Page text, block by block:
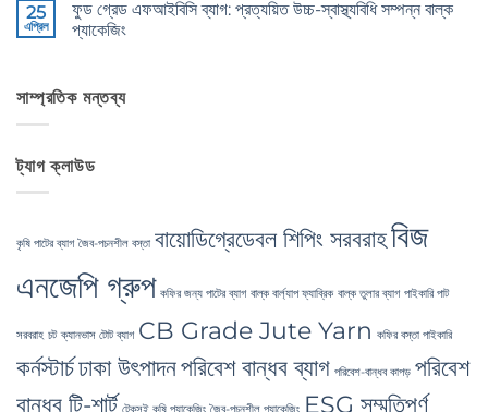
Packaging
and
Industrial
Guide
to
Laminated
Wholesale:
Sourcing
Industrial
নেই
25
এপ্রিল
ফুড গ্রেড এফআইবিসি ব্যাগ: প্রত্যয়িত উচ্চ-স্বাস্থ্যবিধি সম্পন্ন বাল্ক
প্যাকেজিং
Bag:
Certified
Packaging
সাম্প্রতিক মন্তব্য
ট্যাগ ক্লাউড
কৃষি পাটের ব্যাগ জৈব-পচনশীল বস্তা বায়োডিগ্রেডেবল শিপিং সরবরাহবিজ
এনজেপি গ্রুপ কফির জন্য পাটের ব্যাগ বাল্ক বার্ল্যাপ ফ্যাব্রিক বাল্ক তুলার ব্যাগ পাইকারি পাট
সরবরাহ চট ক্যানভাস টোট ব্যাগ CB Grade Jute Yarn কফির বস্তা পাইকারি
কর্নস্টার্চঢাকা উৎপাদনপরিবেশ বান্ধব ব্যাগ পরিবেশ-বান্ধব কাপড় পরিবেশ
বান্ধব টি-শার্ট
ESG সম্মতিপূর্ণ